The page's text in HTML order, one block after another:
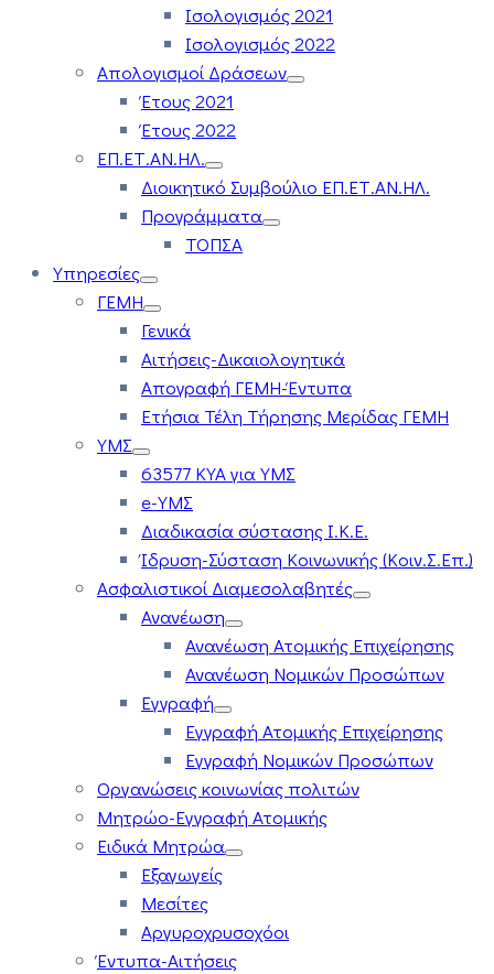
Ισολογισμός 2021
Ισολογισμός 2022
Απολογισμοί Δράσεων
Έτους 2021
Έτους 2022
ΕΠ.ΕΤ.ΑΝ.ΗΛ.
Διοικητικό Συμβούλιο ΕΠ.ΕΤ.ΑΝ.ΗΛ.
Προγράμματα
ΤΟΠΣΑ
Υπηρεσίες
ΓΕΜΗ
Γενικά
Αιτήσεις-Δικαιολογητικά
Απογραφή ΓΕΜΗ-Έντυπα
Ετήσια Τέλη Τήρησης Μερίδας ΓΕΜΗ
ΥΜΣ
63577 ΚΥΑ για ΥΜΣ
e-ΥΜΣ
Διαδικασία σύστασης Ι.Κ.Ε.
Ίδρυση-Σύσταση Κοινωνικής (Κοιν.Σ.Επ.)
Ασφαλιστικοί Διαμεσολαβητές
Ανανέωση
Ανανέωση Ατομικής Επιχείρησης
Ανανέωση Νομικών Προσώπων
Εγγραφή
Εγγραφή Ατομικής Επιχείρησης
Εγγραφή Νομικών Προσώπων
Οργανώσεις κοινωνίας πολιτών
Μητρώο-Εγγραφή Ατομικής
Ειδικά Μητρώα
Εξαγωγείς
Μεσίτες
Αργυροχρυσοχόοι
Έντυπα-Αιτήσεις